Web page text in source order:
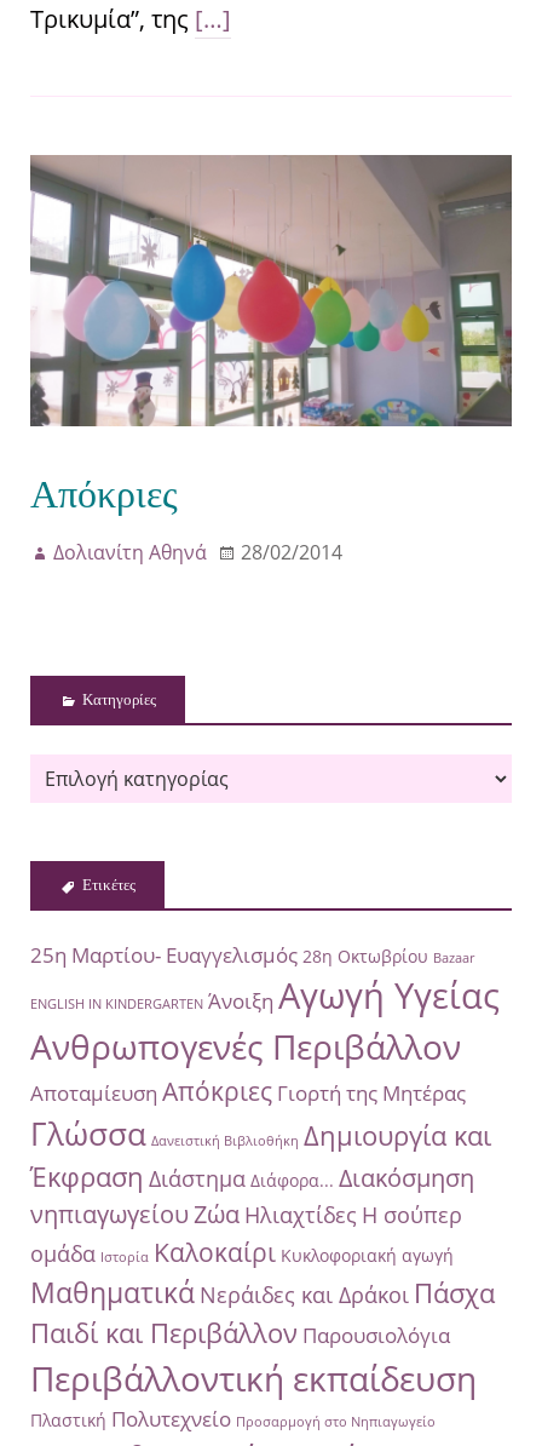
Τρικυμία”, της […]
Απόκριες
Δολιανίτη Αθηνά 28/02/2014
Kατηγορίες
Ετικέτες
25η Μαρτίου- Ευαγγελισμός 28η Οκτωβρίου Bazaar
ENGLISH IN KINDERGARTEN Άνοιξη Αγωγή Υγείας
Ανθρωπογενές Περιβάλλον
Αποταμίευση Απόκριες Γιορτή της Μητέρας
Γλώσσα Δανειστική Βιβλιοθήκη Δημιουργία και
Έκφραση Διάστημα Διάφορα... Διακόσμηση
νηπιαγωγείουΖώα Ηλιαχτίδες Η σούπερ
ομάδα Ιστορία Καλοκαίρι Κυκλοφοριακή αγωγή
Μαθηματικά Νεράιδες και Δράκοι Πάσχα
Παιδί και Περιβάλλον Παρουσιολόγια
Περιβάλλοντική εκπαίδευση
Πλαστική Πολυτεχνείο Προσαρμογή στο Νηπιαγωγείο